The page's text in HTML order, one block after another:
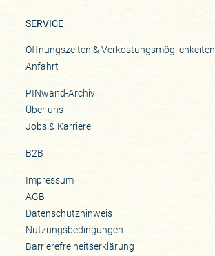
SERVICE
Öffnungszeiten & Verkostungsmöglichkeiten
Anfahrt
PINwand-Archiv
Über uns
Jobs & Karriere
B2B
Impressum
AGB
Datenschutzhinweis
Nutzungsbedingungen
Barrierefreiheitserklärung